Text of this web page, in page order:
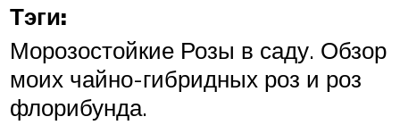
Тэги:
Морозостойкие Розы в саду. Обзор
моих чайно-гибридных роз и роз
флорибунда.